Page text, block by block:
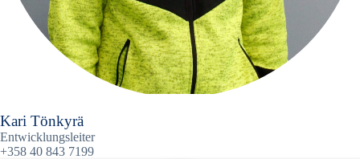
Kari Tönkyrä
Entwicklungsleiter
+358 40 843 7199